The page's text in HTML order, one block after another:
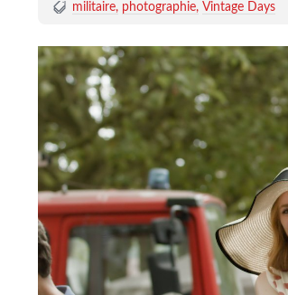
militaire photographie Vintage Days